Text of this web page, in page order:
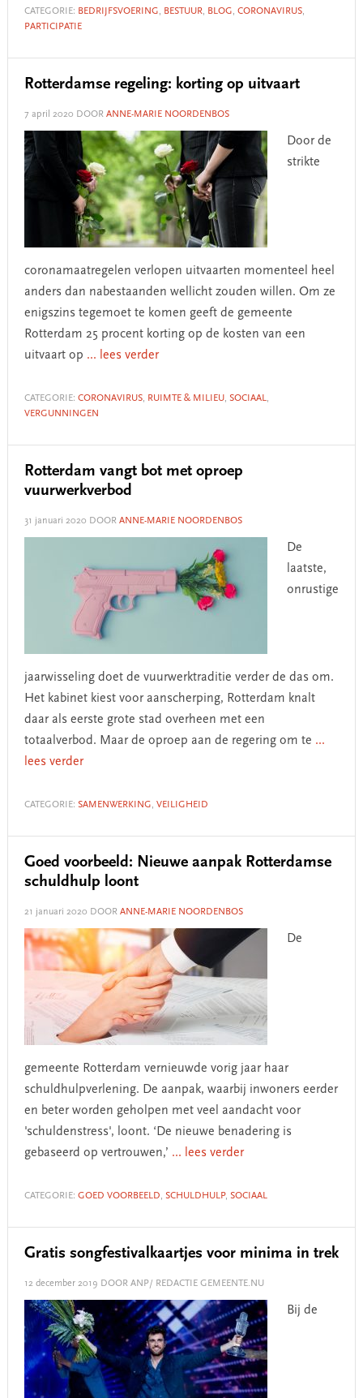
CATEGORIE: BEDRIJFSVOERING, BESTUUR, BLOG, CORONAVIRUS,
PARTICIPATIE
Rotterdamse regeling: korting op uitvaart
7 april 2020 DOOR ANNE-MARIE NOORDENBOS
Door de
strikte
coronamaatregelen verlopen uitvaarten momenteel heel
anders dan nabestaanden wellicht zouden willen. Om ze
enigszins tegemoet te komen geeft de gemeente
Rotterdam 25 procent korting op de kosten van een
uitvaart op ... lees verder
CATEGORIE: CORONAVIRUS, RUIMTE & MILIEU, SOCIAAL,
VERGUNNINGEN
Rotterdam vangt bot met oproep
vuurwerkverbod
31 januari 2020 DOOR ANNE-MARIE NOORDENBOS
De
laatste,
onrustige
jaarwisseling doet de vuurwerktraditie verder de das om.
Het kabinet kiest voor aanscherping, Rotterdam knalt
daar als eerste grote stad overheen met een
totaalverbod. Maar de oproep aan de regering om te ...
lees verder
CATEGORIE: SAMENWERKING, VEILIGHEID
Goed voorbeeld: Nieuwe aanpak Rotterdamse
schuldhulp loont
21 januari 2020 DOOR ANNE-MARIE NOORDENBOS
De
gemeente Rotterdam vernieuwde vorig jaar haar
schuldhulpverlening. De aanpak, waarbij inwoners eerder
en beter worden geholpen met veel aandacht voor
'schuldenstress', loont. ‘De nieuwe benadering is
gebaseerd op vertrouwen,’ ... lees verder
CATEGORIE: GOED VOORBEELD, SCHULDHULP, SOCIAAL
Gratis songfestivalkaartjes voor minima in trek
12 december 2019 DOOR ANP/ REDACTIE GEMEENTE.NU
Bij de